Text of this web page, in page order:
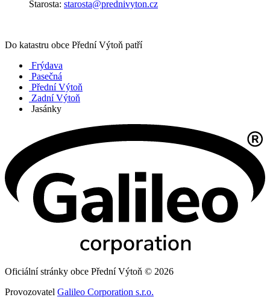
Starosta: starosta@prednivyton.cz
Do katastru obce Přední Výtoň patří
Frýdava
Pasečná
Přední Výtoň
Zadní Výtoň
Jasánky
Oficiální stránky obce Přední Výtoň © 2026
Provozovatel Galileo Corporation s.r.o.